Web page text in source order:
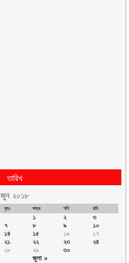
তারিখ
জুন ২০১৮
বৃহঃ শুক্র শনি রবি
জুলা »
১ ২
৩
৭ ৮ ৯
১০
১৪ ১৫ ১৬
১৭
২১ ২২ ২৩
২৪
২৮ ২৯ ৩০